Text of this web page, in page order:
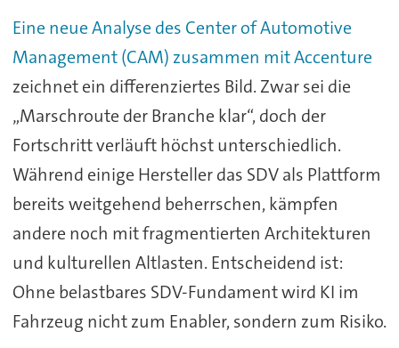
Eine neue Analyse des Center of Automotive
Management (CAM) zusammen mit Accenture
zeichnet ein differenziertes Bild. Zwar sei die
„Marschroute der Branche klar“, doch der
Fortschritt verläuft höchst unterschiedlich.
Während einige Hersteller das SDV als Plattform
bereits weitgehend beherrschen, kämpfen
andere noch mit fragmentierten Architekturen
und kulturellen Altlasten. Entscheidend ist:
Ohne belastbares SDV-Fundament wird KI im
Fahrzeug nicht zum Enabler, sondern zum Risiko.